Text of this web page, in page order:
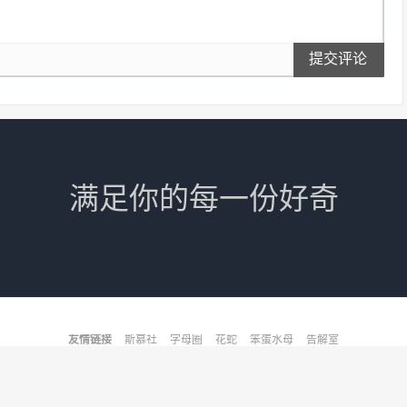
提交评论
满足你的每一份好奇
友情链接 斯慕社 字母圈 花蛇 笨蛋水母 告解室